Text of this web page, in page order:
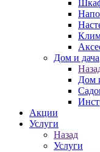
Дом и дача
Дом
Акции
Услуги
Назад
Услуги